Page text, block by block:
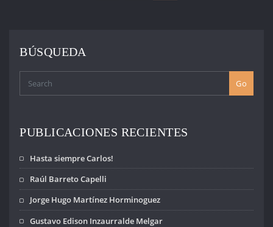
ENTRADAS
BÚSQUEDA
Go
PUBLICACIONES RECIENTES
Hasta siempre Carlos!
Raúl Barreto Capelli
Jorge Hugo Martínez Horminoguez
Gustavo Edison Inzaurralde Melgar